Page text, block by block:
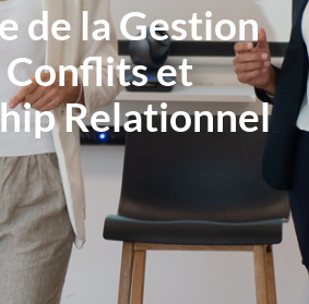
de la Gestion
Conflits et
Relationnel